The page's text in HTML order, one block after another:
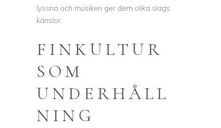
lyssna och musiken ger dem olika slags
känslor.
FINKULTUR
SOM
UNDERHÅLL
NING